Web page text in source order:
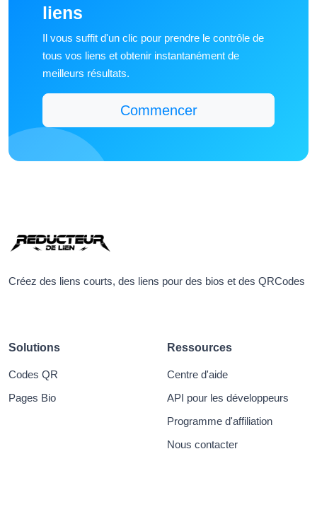
liens
Il vous suffit d'un clic pour prendre le contrôle de
tous vos liens et obtenir instantanément de
meilleurs résultats.
Commencer
Créez des liens courts, des liens pour des bios et des QRCodes
Solutions
Codes QR
Pages Bio
Ressources
Centre d'aide
API pour les développeurs
Programme d'affiliation
Nous contacter